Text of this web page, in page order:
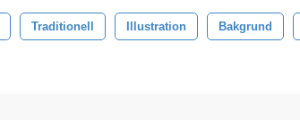
Traditionell Illustration Bakgrund